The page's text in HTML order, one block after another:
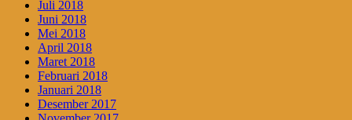
Juli 2018
Juni 2018
Mei 2018
April 2018
Maret 2018
Februari 2018
Januari 2018
Desember 2017